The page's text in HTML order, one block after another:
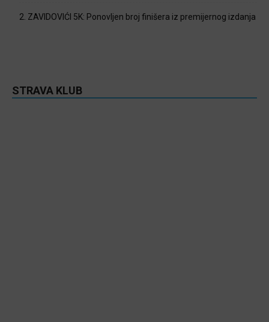
2. ZAVIDOVIĆI 5K: Ponovljen broj finišera iz premijernog izdanja
STRAVA KLUB